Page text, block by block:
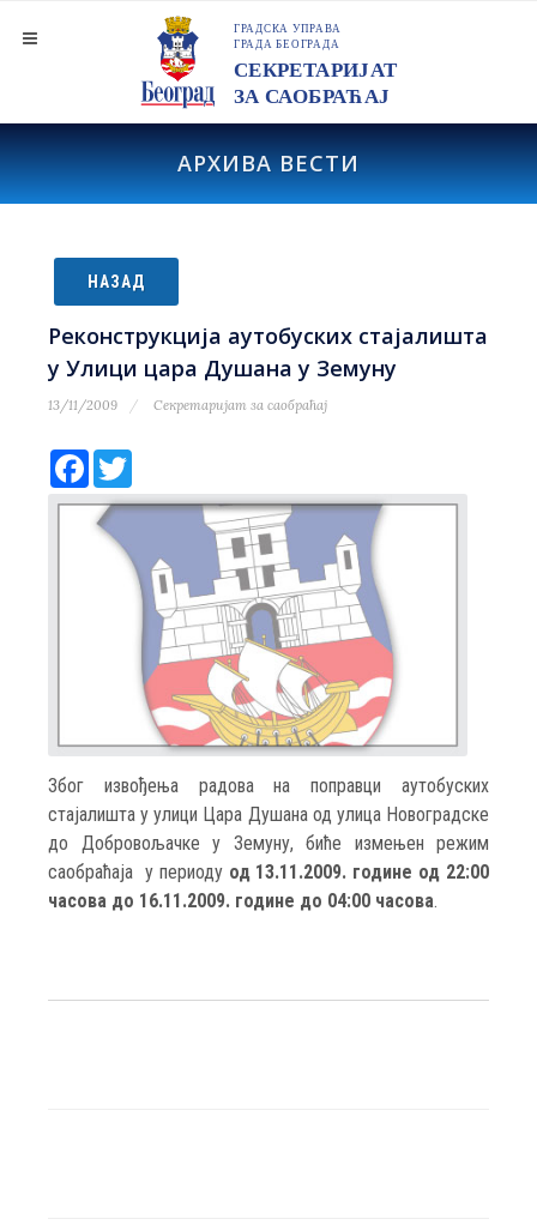
АРХИВА ВЕСТИ
НАЗАД
Реконструкција аутобуских стајалишта
у Улици цара Душана у Земуну
13/11/2009 Секретаријат за саобраћај
Facebook
Због извођења радова на поправци аутобуских
стајалишта у улици Цара Душана од улица Новоградске
до Добровољачке у Земуну, биће измењен режим
саобраћаја у периоду од 13.11.2009. године од 22:00
часова до 16.11.2009. године до 04:00 часова.